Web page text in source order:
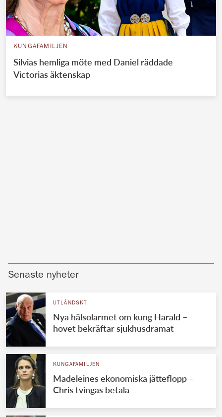
KUNGAFAMILJEN
Silvias hemliga möte med Daniel räddade
Victorias äktenskap
Senaste nyheter
UTLÄNDSKT
Nya hälsolarmet om kung Harald –
hovet bekräftar sjukhusdramat
KUNGAFAMILJEN
Madeleines ekonomiska jätteflopp –
Chris tvingas betala